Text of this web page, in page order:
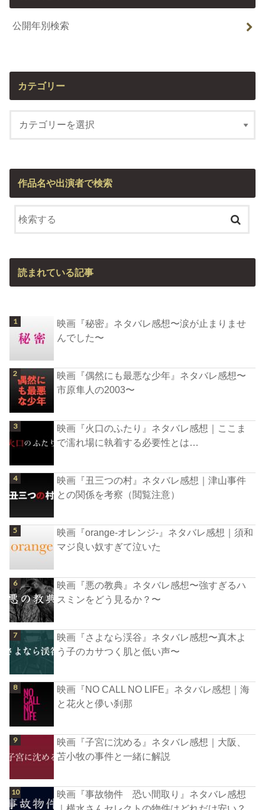
公開年別検索
カテゴリー
作品名や出演者で検索
読まれている記事
映画『秘密』ネタバレ感想〜涙が止まりませ
んでした〜
映画『偶然にも最悪な少年』ネタバレ感想〜
市原隼人の2003〜
映画『火口のふたり』ネタバレ感想｜ここま
で濡れ場に執着する必要性とは…
映画『丑三つの村』ネタバレ感想｜津山事件
との関係を考察（閲覧注意）
映画『orange-オレンジ-』ネタバレ感想｜須和
マジ良い奴すぎて泣いた
映画『悪の教典』ネタバレ感想〜強すぎるハ
スミンをどう見るか？〜
映画『さよなら渓谷』ネタバレ感想〜真木よ
う子のカサつく肌と低い声〜
映画『NO CALL NO LIFE』ネタバレ感想｜海
と花火と儚い刹那
映画『子宮に沈める』ネタバレ感想｜大阪、
苫小牧の事件と一緒に解説
映画『事故物件 恐い間取り』ネタバレ感想